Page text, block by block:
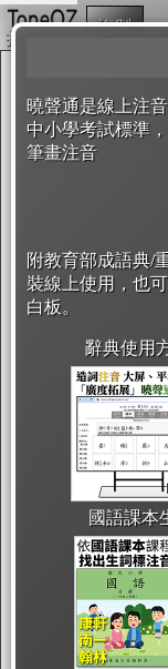
曉聲通是線上注
中小學考試標準
筆畫注音
附教育部成語典/
裝線上使用，也可
白板。
辭典使用
國語課本
複製